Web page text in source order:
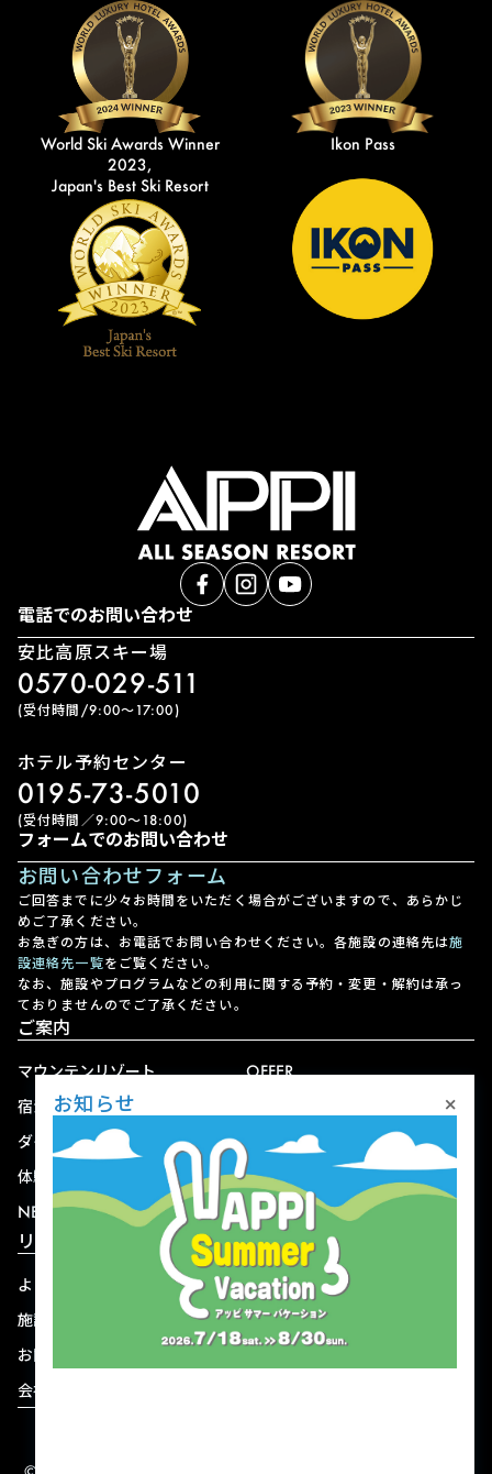
World Ski Awards Winner
2023,
Japan's Best Ski Resort
Ikon Pass
電話でのお問い合わせ
安比高原スキー場
0570-029-511
(受付時間/9:00〜17:00)
ホテル予約センター
0195-73-5010
(受付時間／9:00〜18:00)
フォームでのお問い合わせ
お問い合わせフォーム
ご回答までに少々お時間をいただく場合がございますので、あらかじ
めご了承ください。
お急ぎの方は、お電話でお問い合わせください。各施設の連絡先は施
設連絡先一覧をご覧ください。
なお、施設やプログラムなどの利用に関する予約・変更・解約は承っ
ておりませんのでご了承ください。
ご案内
マウンテンリゾート
宿泊
ダイニング
体験
NEWS
OFFER
ショップ
リゾート情報
よくある質問
施設連絡先一覧
お問い合わせ
会社概要
関連施設
資料ダウンロード
お知らせ ×